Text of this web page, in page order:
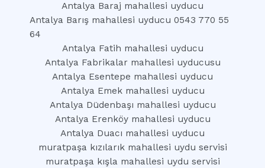
Antalya Baraj mahallesi uyducu
Antalya Barış mahallesi uyducu 0543 770 55
64
Antalya Fatih mahallesi uyducu
Antalya Fabrikalar mahallesi uyducusu
Antalya Esentepe mahallesi uyducu
Antalya Emek mahallesi uyducu
Antalya Düdenbaşı mahallesi uyducu
Antalya Erenköy mahallesi uyducu
Antalya Duacı mahallesi uyducu
muratpaşa kızılarık mahallesi uydu servisi
muratpaşa kışla mahallesi uydu servisi